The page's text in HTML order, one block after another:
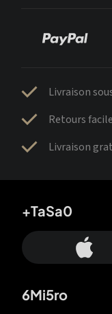
Livraison
Retours
Livraison
+TaSa0
6Mi5ro